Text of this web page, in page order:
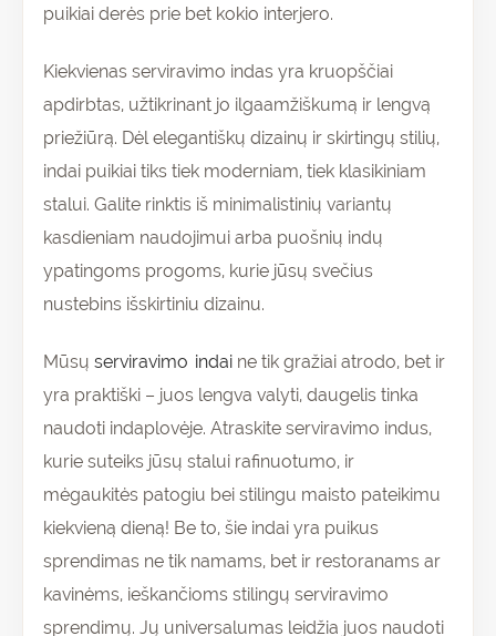
puikiai derės prie bet kokio interjero.
Kiekvienas serviravimo indas yra kruopščiai
apdirbtas, užtikrinant jo ilgaamžiškumą ir lengvą
priežiūrą. Dėl elegantiškų dizainų ir skirtingų stilių,
indai puikiai tiks tiek moderniam, tiek klasikiniam
stalui. Galite rinktis iš minimalistinių variantų
kasdieniam naudojimui arba puošnių indų
ypatingoms progoms, kurie jūsų svečius
nustebins išskirtiniu dizainu.
Mūsų serviravimo indai ne tik gražiai atrodo, bet ir
yra praktiški – juos lengva valyti, daugelis tinka
naudoti indaplovėje. Atraskite serviravimo indus,
kurie suteiks jūsų stalui rafinuotumo, ir
mėgaukitės patogiu bei stilingu maisto pateikimu
kiekvieną dieną! Be to, šie indai yra puikus
sprendimas ne tik namams, bet ir restoranams ar
kavinėms, ieškančioms stilingų serviravimo
sprendimų. Jų universalumas leidžia juos naudoti